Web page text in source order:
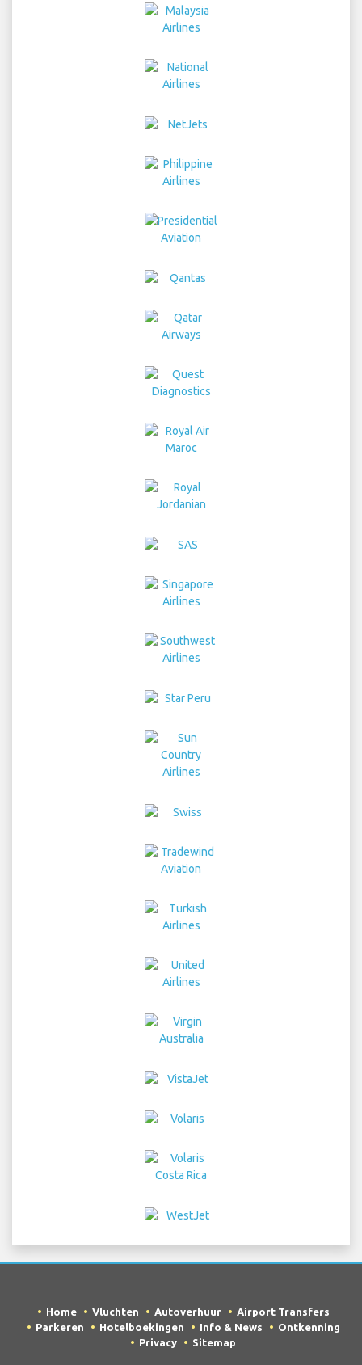
Home Vluchten Autoverhuur
Airport Transfers
Parkeren
Hotelboekingen Info & News
Ontkenning
Privacy
Sitemap